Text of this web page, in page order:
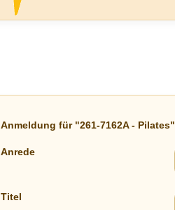
Anmeldung für "261-7162A - Pilates"
Anrede
Titel